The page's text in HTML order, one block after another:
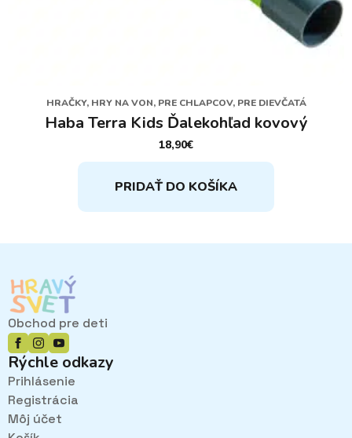
HRAČKY, HRY NA VON, PRE CHLAPCOV, PRE DIEVČATÁ
Haba Terra Kids Ďalekohľad kovový
18,90€
PRIDAŤ DO KOŠÍKA
Obchod pre deti
Rýchle odkazy
Prihlásenie
Registrácia
Môj účet